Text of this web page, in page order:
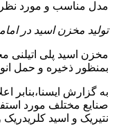
مدل مناسب و مورد نظر
تولید مخزن اسید در
مخزن اسید پلی
بمنظور ذخیره و حمل
به گزارش ایسنا،بنابر
صنایع مختلف مورد
نتیریک و اسید